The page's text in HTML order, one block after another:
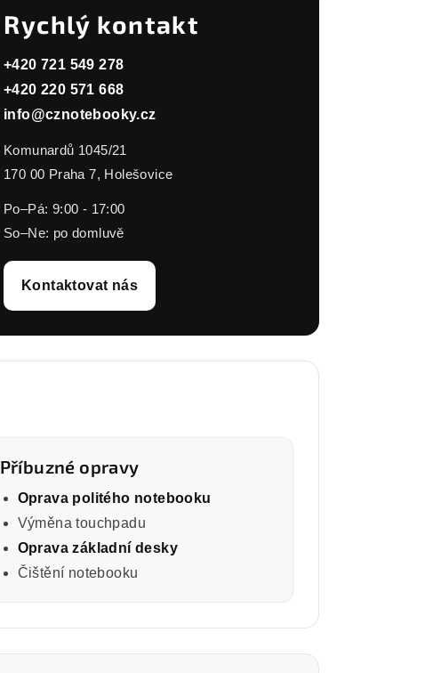
Rychlý kontakt
+420 721 549 278
+420 220 571 668
info@cznotebooky.cz
Komunardů 1045/21
170 00 Praha 7, Holešovice
Po–Pá: 9:00 - 17:00
So–Ne: po domluvě
Kontaktovat nás
Příbuzné opravy
Oprava politého notebooku
Výměna touchpadu
Oprava základní desky
Čištění notebooku